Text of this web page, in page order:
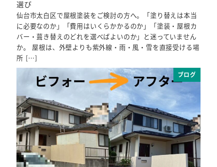
選び
仙台市太白区で屋根塗装をご検討の方へ。「塗り替えは本当
に必要なのか」「費用はいくらかかるのか」「塗装・屋根カ
バー・葺き替えのどれを選べばよいのか」と迷っていません
か。 屋根は、外壁よりも紫外線・雨・風・雪を直接受ける場
所 […]
ブログ